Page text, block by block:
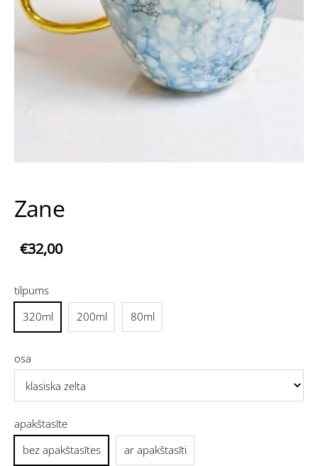
Zane
€32,00
tilpums
320ml
200ml 80ml
osa
apakštasīte
bez apakštasītes
ar apakštasīti